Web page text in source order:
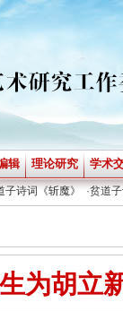
辑 理论研究 学术
诗词《斩魔》· 贫道子
为胡立